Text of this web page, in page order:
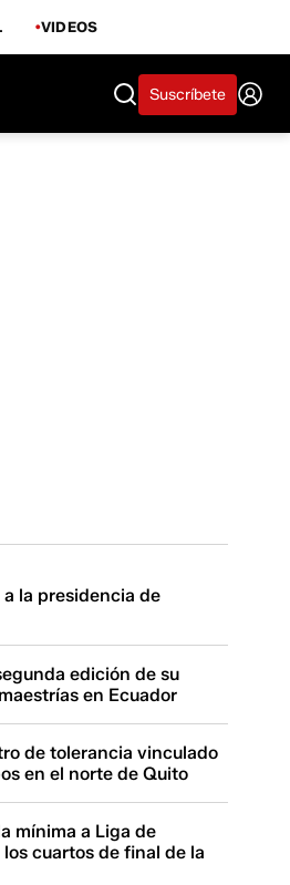
VIDEOS
Suscríbete
la presidencia de
edición de su
en Ecuador
de tolerancia vinculado
en el norte de Quito
mínima a Liga de
cuartos de final de la